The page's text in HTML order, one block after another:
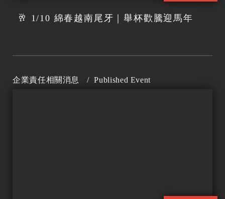
🥂 1/10 綿春越南尾牙｜舉杯歡騰迎馬年
企業責任相關消息 / Published Event